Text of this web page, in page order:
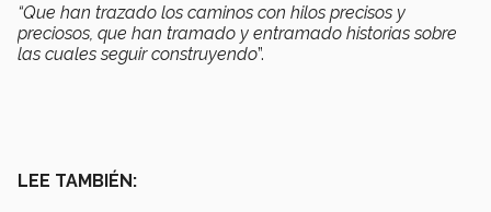
“Que han trazado los caminos con hilos precisos y
preciosos, que han tramado y entramado historias sobre
las cuales seguir construyendo”.
LEE TAMBIÉN: